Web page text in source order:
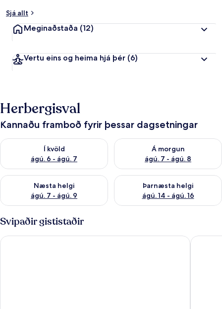
Sjá allt
Meginaðstaða (12)
Vertu eins og heima hjá þér (6)
Herbergisval
Kannaðu framboð fyrir þessar dagsetningar
Í kvöld
ágú. 6 - ágú. 7
Athuga framboð í kvöld ágú. 6 - ágú. 7
Á morgun
ágú. 7 - ágú. 8
Athuga framboð á morgun
Næsta helgi
ágú. 7 - ágú. 9
Athuga framboð næstu helgi ágú. 7 - ágú. 9
Þarnæsta helgi
ágú. 14 - ágú. 16
Athuga framboð þarnæstu
Svipaðir gististaðir
Hotel Moon & SPA Hotel